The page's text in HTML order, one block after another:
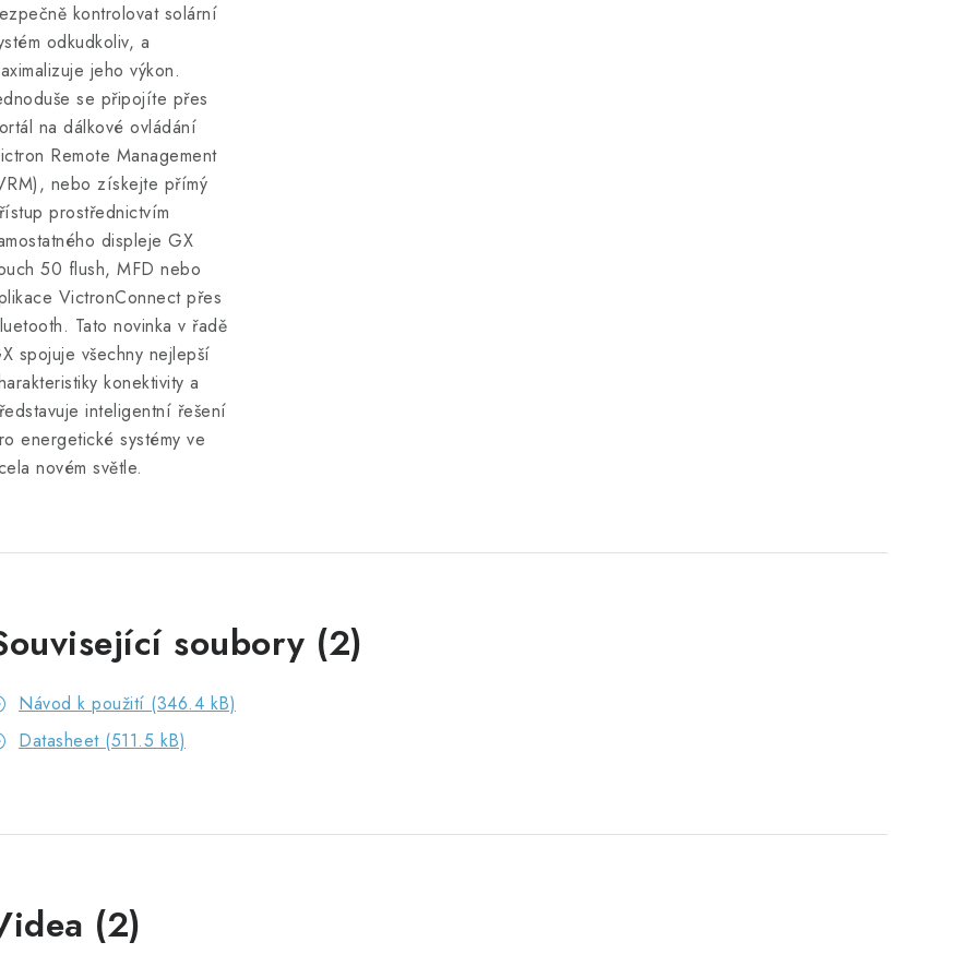
kontrolovat solární
odkudkoliv, a
jeho výkon.
se připojíte přes
na dálkové ovládání
Remote Management
nebo získejte přímý
prostřednictvím
displeje GX
50 flush, MFD nebo
VictronConnect přes
Tato novinka v řadě
spojuje všechny nejlepší
konektivity a
inteligentní řešení
energetické systémy ve
novém světle.
soubory (2)
Návod k použití (346.4 kB)
Datasheet (511.5 kB)
(2)